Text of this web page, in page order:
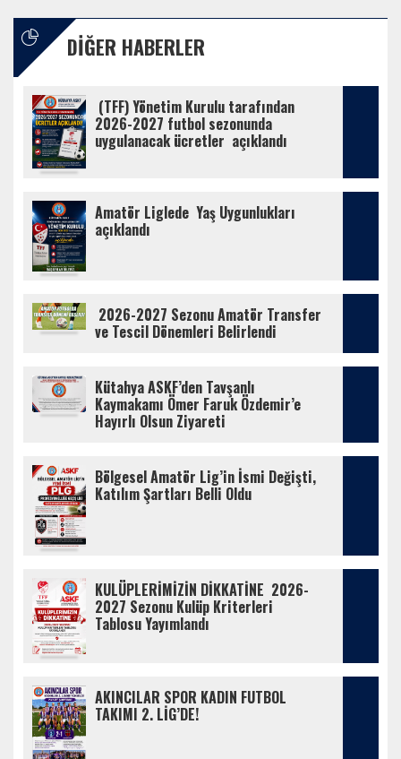
DIĞER HABERLER
2026-2027 futbol sezonunda
uygulanacak ücretler  açıklandı
Amatör Liglede  Yaş Uygunlukları
açıklandı
ve Tescil Dönemleri Belirlendi
Kütahya ASKF’den Tavşanlı
Kaymakamı Ömer Faruk Özdemir’e
Hayırlı Olsun Ziyareti
Bölgesel Amatör Lig’in İsmi Değişti,
Katılım Şartları Belli Oldu
KULÜPLERİMİZİN DİKKATİNE  2026-
2027 Sezonu Kulüp Kriterleri
Tablosu Yayımlandı
AKINCILAR SPOR KADIN FUTBOL
TAKIMI 2. LİG’DE!